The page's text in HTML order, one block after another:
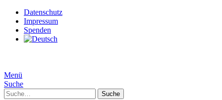
Datenschutz
Impressum
Spenden
Menü
Suche
Suche